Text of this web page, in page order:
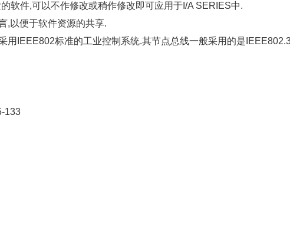
件,可以不作修改或稍作修改即可应用于I/A SERIES中.
以便于软件资源的共享.
IEEE802标准的工业控制系统.其节点总线一般采用的是
133